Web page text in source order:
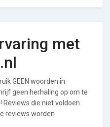
met
GEEN woorden in
geen herhaling op om te
Reviews die niet voldoen
reviews worden